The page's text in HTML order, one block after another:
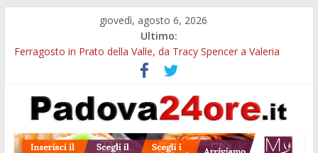
giovedì, agosto 6, 2026
Ultimo:
Ferragosto in Prato della Valle, da Tracy Spencer a Valeria
Euganea Film Festival 2026: 49 opere e 18 anteprime nei Colli
Euganei
Notturni padovani al Museo della Natura e dell’Uomo: date e
Organi in 3D al MUSME: il corpo umano si esplora con i visori